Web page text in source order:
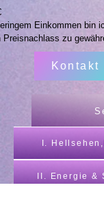
Einkommen bin
Preisnachlass zu
Kontakt
I.
II. Energie &